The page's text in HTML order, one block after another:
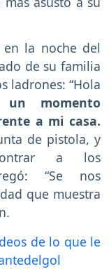
en la noche del
de su familia
ladrones: “Hola
momento
a mi casa.
de pistola, y
a los
“Se nos
que muestra